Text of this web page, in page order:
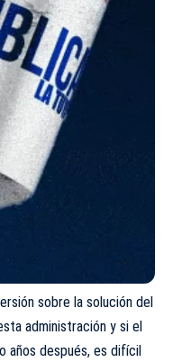
sobre la solución del
administración y si el
años después, es difícil